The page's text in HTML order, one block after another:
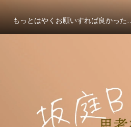
もっとはやくお願いすれば良かった…